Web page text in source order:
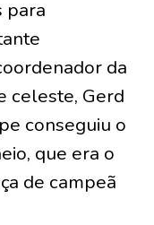
para
da
celeste, Gerd
conseguiu o
que era o
de campeã